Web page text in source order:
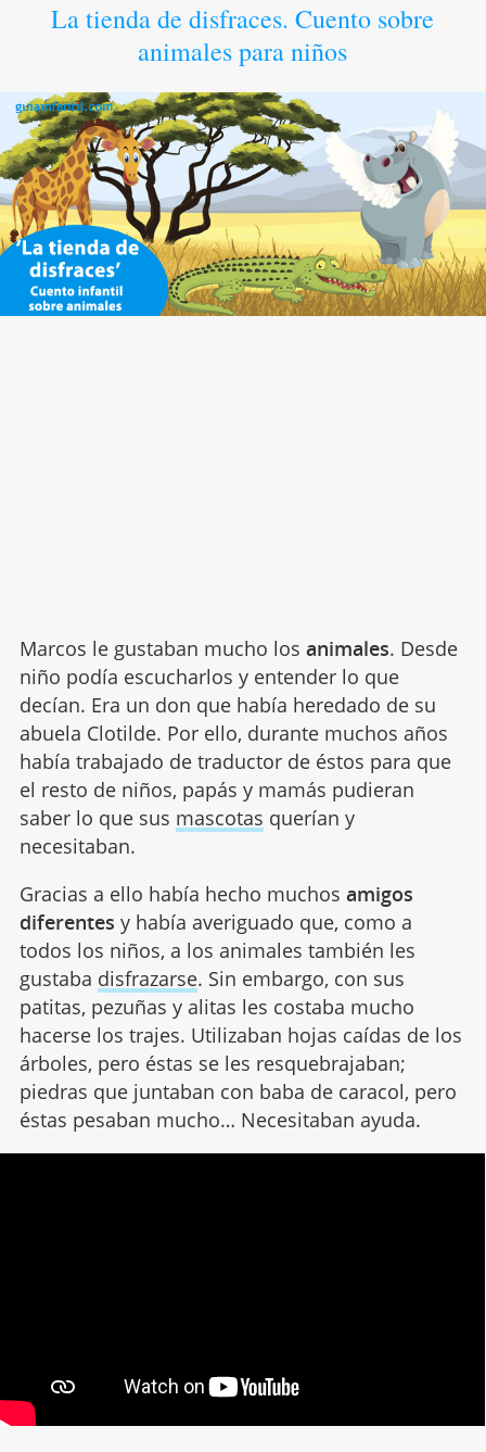
La tienda de disfraces. Cuento sobre
animales para niños
Marcos le gustaban mucho los animales. Desde
niño podía escucharlos y entender lo que
decían. Era un don que había heredado de su
abuela Clotilde. Por ello, durante muchos años
había trabajado de traductor de éstos para que
el resto de niños, papás y mamás pudieran
saber lo que sus mascotas querían y
necesitaban.
Gracias a ello había hecho muchos amigos
diferentes y había averiguado que, como a
todos los niños, a los animales también les
gustaba disfrazarse. Sin embargo, con sus
patitas, pezuñas y alitas les costaba mucho
hacerse los trajes. Utilizaban hojas caídas de los
árboles, pero éstas se les resquebrajaban;
piedras que juntaban con baba de caracol, pero
éstas pesaban mucho… Necesitaban ayuda.